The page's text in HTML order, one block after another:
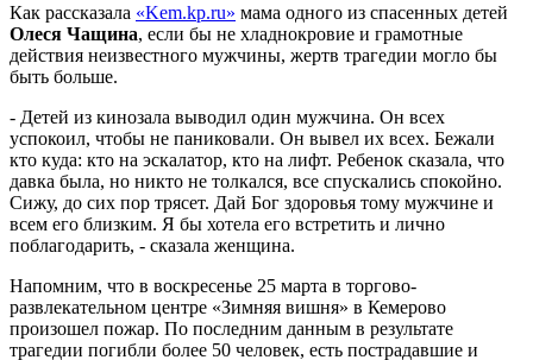
Как рассказала «Kem.kp.ru» мама одного из спасенных детей
Олеся Чащина, если бы не хладнокровие и грамотные
действия неизвестного мужчины, жертв трагедии могло бы
быть больше.
- Детей из кинозала выводил один мужчина. Он всех
успокоил, чтобы не паниковали. Он вывел их всех. Бежали
кто куда: кто на эскалатор, кто на лифт. Ребенок сказала, что
давка была, но никто не толкался, все спускались спокойно.
Сижу, до сих пор трясет. Дай Бог здоровья тому мужчине и
всем его близким. Я бы хотела его встретить и лично
поблагодарить, - сказала женщина.
Напомним, что в воскресенье 25 марта в торгово-
развлекательном центре «Зимняя вишня» в Кемерово
произошел пожар. По последним данным в результате
трагедии погибли более 50 человек, есть пострадавшие и